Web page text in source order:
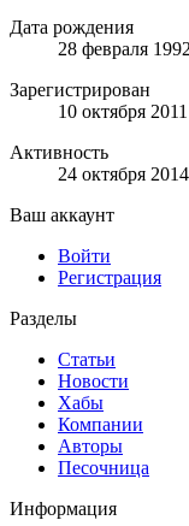
Дата рождения
28 февраля 1992
Зарегистрирован
10 октября 2011
Активность
24 октября
Ваш аккаунт
Войти
Регистрация
Разделы
Статьи
Новости
Хабы
Компании
Авторы
Песочница
Информация